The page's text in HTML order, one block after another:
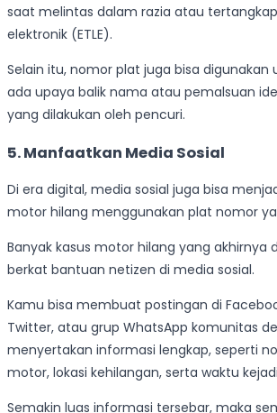
saat melintas dalam razia atau
elektronik (ETLE).
Selain itu, nomor plat juga bisa digunakan
ada upaya balik nama atau pemalsuan
yang dilakukan oleh pencuri.
5. Manfaatkan Media Sosial
Di era digital, media sosial juga bisa
motor hilang menggunakan plat nomor
Banyak kasus motor hilang yang akhirnya
berkat bantuan netizen di media sosial.
Kamu bisa membuat postingan di
Twitter, atau grup WhatsApp komunitas
menyertakan informasi lengkap, seperti
motor, lokasi kehilangan, serta waktu
Semakin luas informasi tersebar, maka